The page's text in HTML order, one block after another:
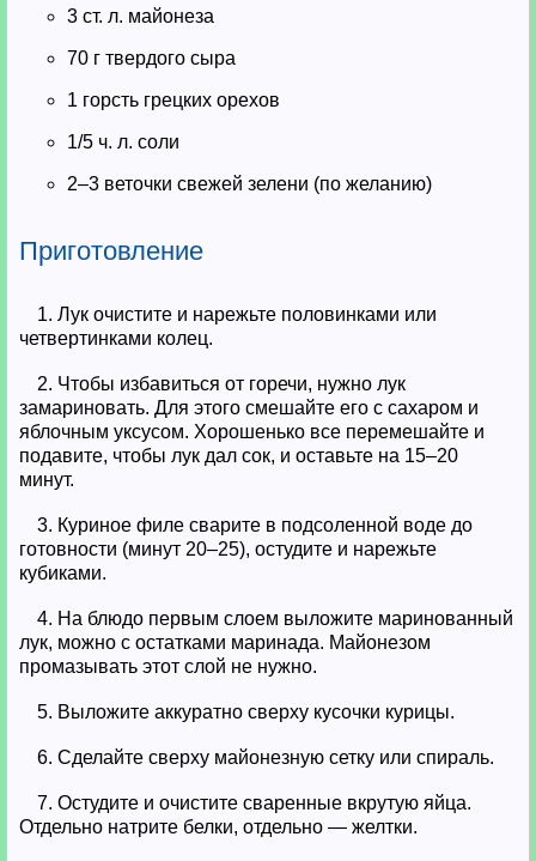
3 ст. л. майонеза
70 г твердого сыра
1 горсть грецких орехов
1/5 ч. л. соли
2–3 веточки свежей зелени (по желанию)
Приготовление
1. Лук очистите и нарежьте половинками или
четвертинками колец.
2. Чтобы избавиться от горечи, нужно лук
замариновать. Для этого смешайте его с сахаром и
яблочным уксусом. Хорошенько все перемешайте и
подавите, чтобы лук дал сок, и оставьте на 15–20
минут.
3. Куриное филе сварите в подсоленной воде до
готовности (минут 20–25), остудите и нарежьте
кубиками.
4. На блюдо первым слоем выложите маринованный
лук, можно с остатками маринада. Майонезом
промазывать этот слой не нужно.
5. Выложите аккуратно сверху кусочки курицы.
6. Сделайте сверху майонезную сетку или спираль.
7. Остудите и очистите сваренные вкрутую яйца.
Отдельно натрите белки, отдельно — желтки.